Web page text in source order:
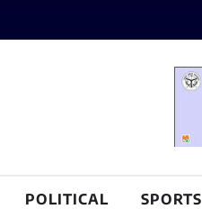
POLITICAL SPORTS